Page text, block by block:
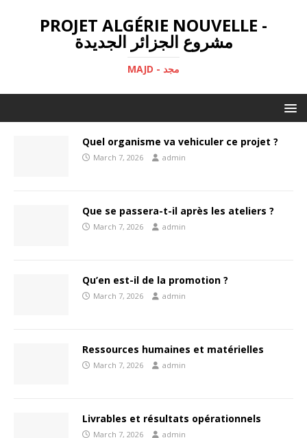
PROJET ALGÉRIE NOUVELLE -
مشروع الجزائر الجديدة
MAJD - مجد
Quel organisme va vehiculer ce projet ?
March 7, 2026 admin
Que se passera-t-il après les ateliers ?
March 7, 2026 admin
Qu’en est-il de la promotion ?
March 7, 2026 admin
Ressources humaines et matérielles
March 7, 2026 admin
Livrables et résultats opérationnels
March 7, 2026 admin